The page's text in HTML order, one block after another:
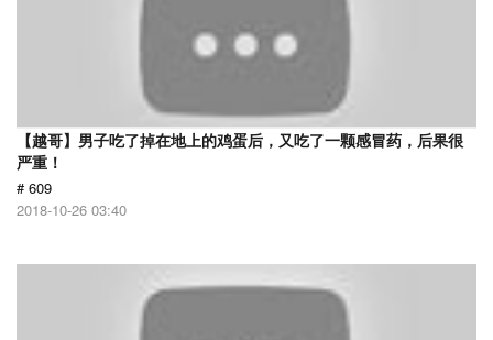
【越哥】男子吃了掉在地上的鸡蛋后，又吃了一颗感冒药，后果很
严重！
# 609
2018-10-26 03:40